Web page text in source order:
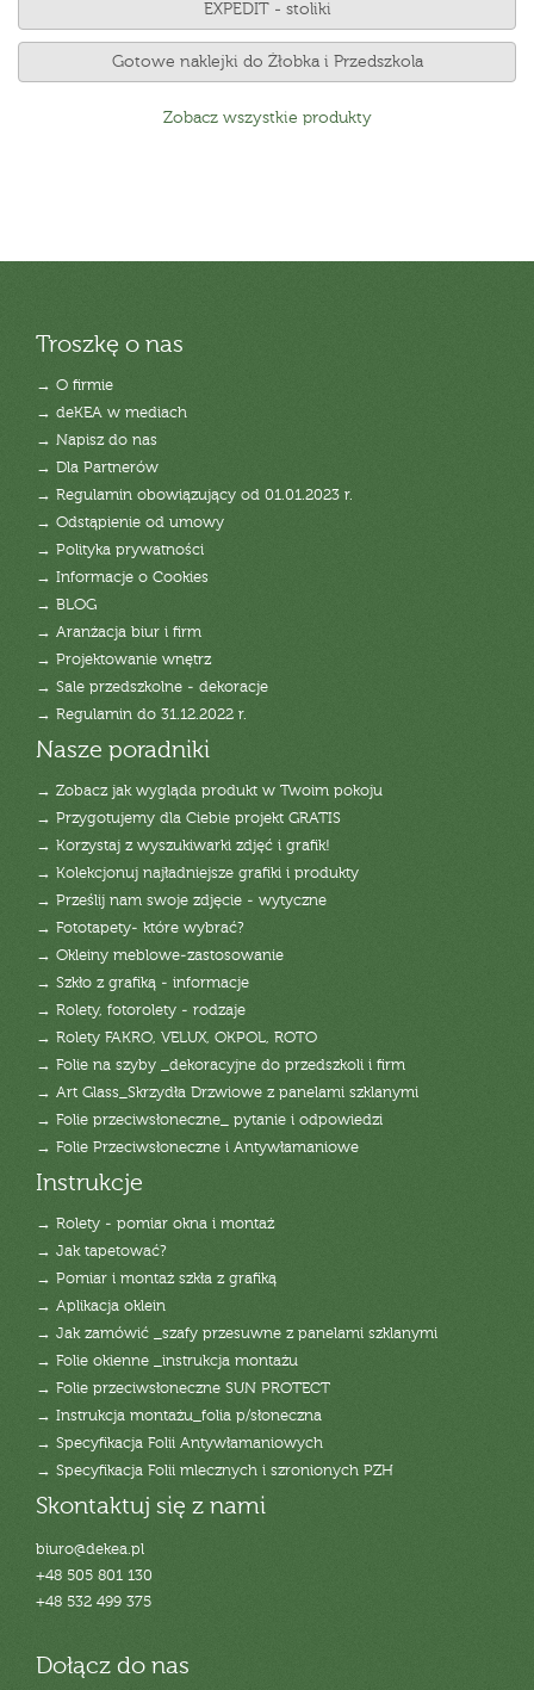
EXPEDIT - stoliki
Gotowe naklejki do Żłobka i Przedszkola
Zobacz wszystkie produkty
Troszkę o nas
→ O firmie
→ deKEA w mediach
→ Napisz do nas
→ Dla Partnerów
→ Regulamin obowiązujący od 01.01.2023 r.
→ Odstąpienie od umowy
→ Polityka prywatności
→ Informacje o Cookies
→ BLOG
→ Aranżacja biur i firm
→ Projektowanie wnętrz
→ Sale przedszkolne - dekoracje
→ Regulamin do 31.12.2022 r.
Nasze poradniki
→ Zobacz jak wygląda produkt w Twoim pokoju
→ Przygotujemy dla Ciebie projekt GRATIS
→ Korzystaj z wyszukiwarki zdjęć i grafik!
→ Kolekcjonuj najładniejsze grafiki i produkty
→ Prześlij nam swoje zdjęcie - wytyczne
→ Fototapety- które wybrać?
→ Okleiny meblowe-zastosowanie
→ Szkło z grafiką - informacje
→ Rolety, fotorolety - rodzaje
→ Rolety FAKRO, VELUX, OKPOL, ROTO
→ Folie na szyby _dekoracyjne do przedszkoli i firm
→ Art Glass_Skrzydła Drzwiowe z panelami szklanymi
→ Folie przeciwsłoneczne_ pytanie i odpowiedzi
→ Folie Przeciwsłoneczne i Antywłamaniowe
Instrukcje
→ Rolety - pomiar okna i montaż
→ Jak tapetować?
→ Pomiar i montaż szkła z grafiką
→ Aplikacja oklein
→ Jak zamówić _szafy przesuwne z panelami szklanymi
→ Folie okienne _instrukcja montażu
→ Folie przeciwsłoneczne SUN PROTECT
→ Instrukcja montażu_folia p/słoneczna
→ Specyfikacja Folii Antywłamaniowych
→ Specyfikacja Folii mlecznych i szronionych PZH
Skontaktuj się z nami
biuro@dekea.pl
+48 505 801 130
+48 532 499 375
Dołącz do nas